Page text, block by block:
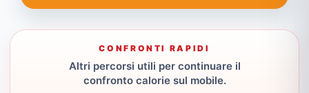
CONFRONTI RAPIDI
Altri percorsi utili per continuare il
confronto calorie sul mobile.